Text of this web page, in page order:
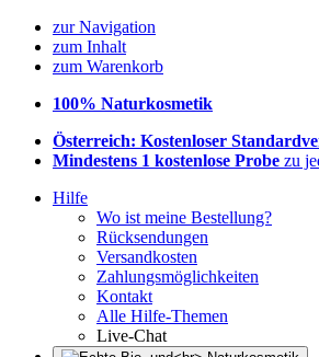
zur Navigation
zum Inhalt
zum Warenkorb
100% Naturkosmetik
Österreich: Kostenloser
Mindestens 1 kostenlose Probe zu
Hilfe
Wo ist meine Bestellung?
Rücksendungen
Versandkosten
Zahlungsmöglichkeiten
Kontakt
Alle Hilfe-Themen
Live-Chat